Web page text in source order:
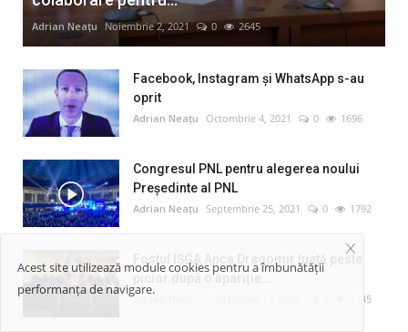
Adrian Neațu Noiembrie 2, 2021 0 2645
Facebook, Instagram și WhatsApp s-au
oprit
Adrian Neațu Octombrie 4, 2021 0 1696
Congresul PNL pentru alegerea noului
Preşedinte al PNL
Adrian Neațu Septembrie 25, 2021 0 1792
picior după o apariție...
Adrian Neațu 1745
Acest site utilizează module cookies pentru a îmbunătății
performanța de navigare.